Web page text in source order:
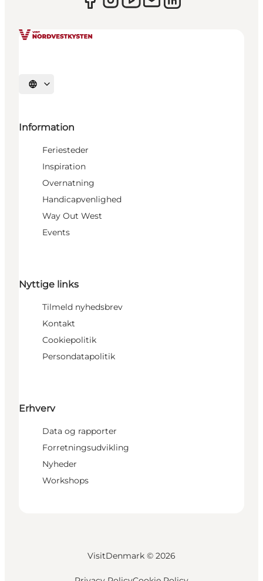
Vælg sprog
Information
Feriesteder
Inspiration
Overnatning
Handicapvenlighed
Way Out West
Events
Nyttige links
Tilmeld nyhedsbrev
Kontakt
Cookiepolitik
Persondatapolitik
Erhverv
Data og rapporter
Forretningsudvikling
Nyheder
Workshops
VisitDenmark © 2026